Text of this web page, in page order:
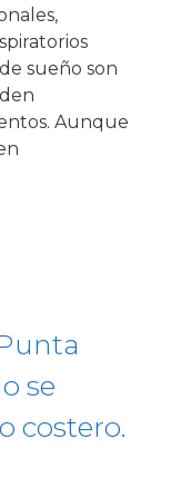
sueño son
Aunque
se
costero.